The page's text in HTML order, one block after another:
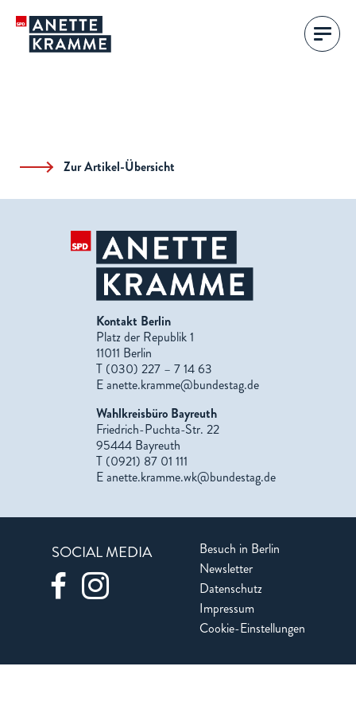
Zur Artikel-Übersicht
Kontakt Berlin
Platz der Republik 1
11011 Berlin
T (030) 227 – 7 14 63
Eanette.kramme@bundestag.de
Wahlkreisbüro Bayreuth
Friedrich-Puchta-Str. 22
95444 Bayreuth
T (0921) 87 01 111
Eanette.kramme.wk@bundestag.de
SOCIAL MEDIA
Besuch in Berlin
Newsletter
Datenschutz
Impressum
Cookie-Einstellungen